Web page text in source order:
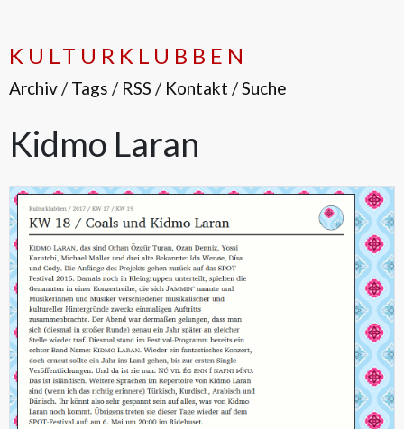
KULTURKLUBBEN
Archiv/ Tags / RSS / Kontakt /Suche
Kidmo Laran